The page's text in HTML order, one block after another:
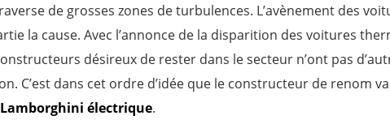
de grosses zones de turbulences. L’avènement des
la cause. Avec l’annonce de la disparition des voitures
désireux de rester dans le secteur n’ont pas
C’est dans cet ordre d’idée que le constructeur de renom va
Lamborghini électrique.